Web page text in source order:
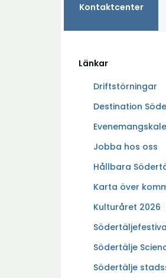
Kontaktcenter
Länkar
Driftstörningar
Destination
Ö
p
n
a
y
t
f
ö
Jobba hos oss
Ö
p
n
a
y
t
Hållbara
Karta över
Kulturåret 2026
Södertälje
Ö
p
Södertälje